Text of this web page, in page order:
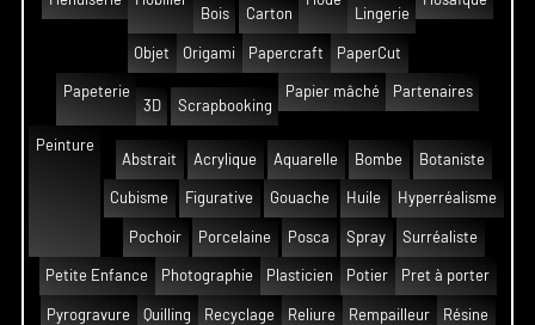
Bois
Carton
Lingerie
Objet Origami Papercraft PaperCut
Papeterie
3D
Scrapbooking
Papier mâché Partenaires
Peinture
Abstrait
Acrylique Aquarelle Bombe Botaniste
Cubisme Figurative Gouache Huile Hyperréalisme
Pochoir Porcelaine Posca Spray Surréaliste
Petite Enfance Photographie Plasticien Potier Pret à porter
Pyrogravure Quilling Recyclage Reliure Rempailleur Résine